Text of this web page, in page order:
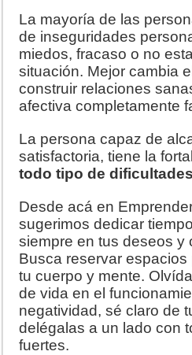
La mayoría de las
de inseguridades
miedos, fracaso o no
situación. Mejor cambia
construir relaciones
afectiva completamente
La persona capaz de
satisfactoria, tiene la
todo tipo de
Desde acá en
sugerimos dedicar
siempre en tus deseos y
Busca reservar
tu cuerpo y mente.
de vida en el
negatividad, sé claro de
delégalas a un lado con
fuertes.